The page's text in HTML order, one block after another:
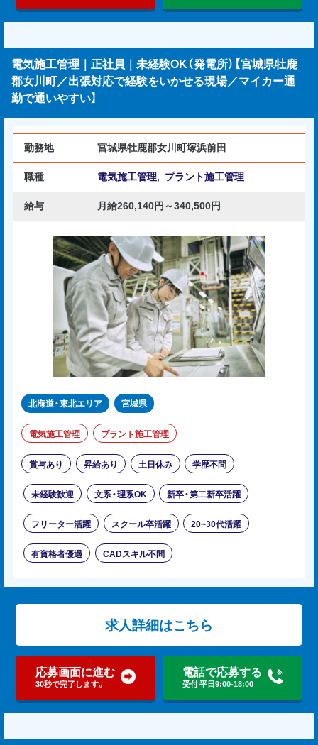
電気施工管理｜正社員｜未経験OK（発電所）【宮城県牡鹿
郡女川町／出張対応で経験をいかせる現場／マイカー通
勤で通いやすい】
勤務地 宮城県牡鹿郡女川町塚浜前田
職種 電気施工管理, プラント施工管理
給与 月給260,140円～340,500円
北海道・東北エリア 宮城県
電気施工管理 プラント施工管理
賞与あり 昇給あり 土日休み 学歴不問
未経験歓迎 文系・理系OK 新卒・第二新卒活躍
フリーター活躍 スクール卒活躍 20~30代活躍
有資格者優遇 CADスキル不問
求人詳細はこちら
応募画面に進む
30秒で完了します。
電話で応募する
受付 平日9:00-18:00